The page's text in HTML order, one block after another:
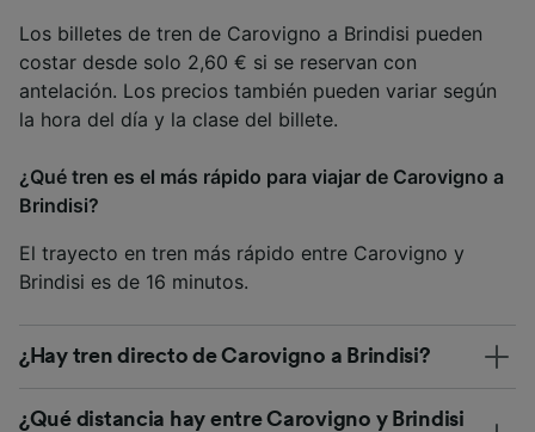
Los billetes de tren de Carovigno a Brindisi pueden
costar desde solo 2,60 € si se reservan con
antelación. Los precios también pueden variar según
la hora del día y la clase del billete.
¿Qué tren es el más rápido para viajar de Carovigno a
Brindisi?
El trayecto en tren más rápido entre Carovigno y
Brindisi es de 16 minutos.
¿Hay tren directo de Carovigno a Brindisi?
¿Qué distancia hay entre Carovigno y Brindisi